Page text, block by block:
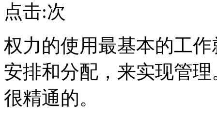
点击:次
权力的使用最基本的工
安排和分配，来实现管
很精通的。